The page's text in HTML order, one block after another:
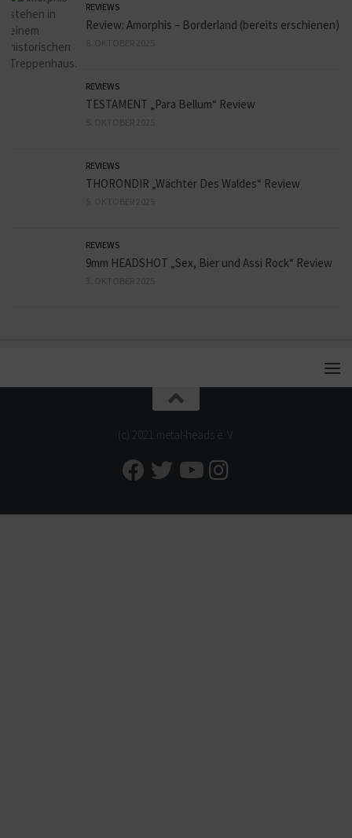
REVIEWS
Review: Amorphis – Borderland (bereits erschienen)
REVIEWS
TESTAMENT „Para Bellum“ Review
REVIEWS
THORONDIR „Wächter Des Waldes“ Review
REVIEWS
9mm HEADSHOT „Sex, Bier und Assi Rock“ Review
(c) 2021 metal-heads e. V.